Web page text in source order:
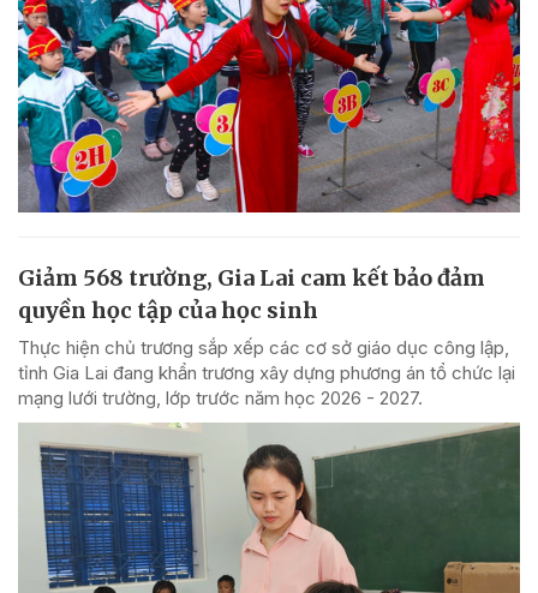
Giảm 568 trường, Gia Lai cam kết bảo đảm
quyền học tập của học sinh
Thực hiện chủ trương sắp xếp các cơ sở giáo dục công lập,
tỉnh Gia Lai đang khẩn trương xây dựng phương án tổ chức lại
mạng lưới trường, lớp trước năm học 2026 - 2027.